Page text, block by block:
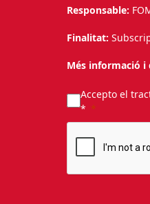
Responsable:
Finalitat:
Més informació i
Accepto el
*